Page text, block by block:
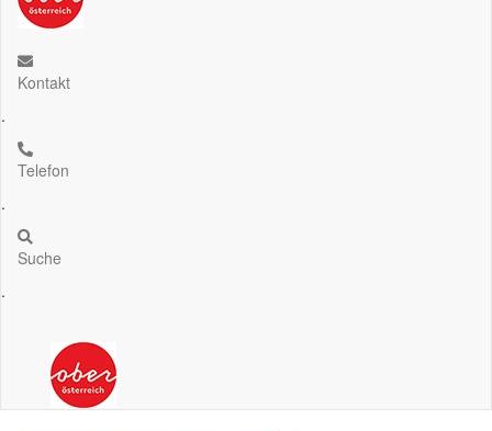
Kontakt
.
Telefon
.
Suche
.